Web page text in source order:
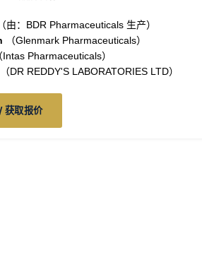
（由：BDR Pharmaceuticals 生产）
（Glenmark Pharmaceuticals）
Intas Pharmaceuticals）
（DR REDDY'S LABORATORIES LTD）
获取报价